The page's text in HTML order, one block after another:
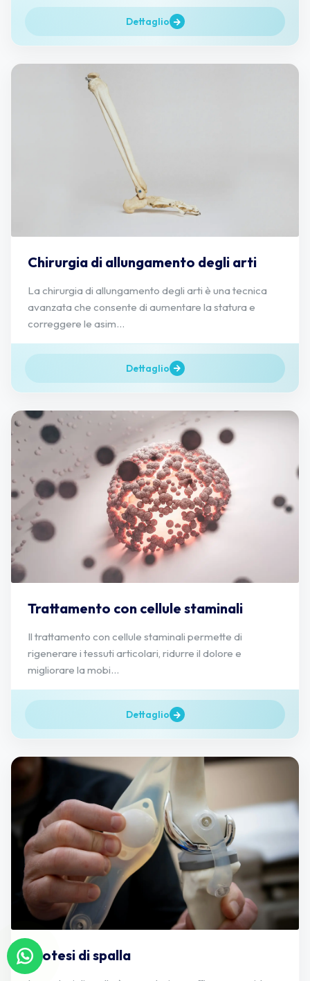
Dettaglio
Chirurgia di allungamento degli arti
La chirurgia di allungamento degli arti è una tecnica
avanzata che consente di aumentare la statura e
correggere le asim...
Dettaglio
Trattamento con cellule staminali
Il trattamento con cellule staminali permette di
rigenerare i tessuti articolari, ridurre il dolore e
migliorare la mobi...
Dettaglio
Protesi di spalla